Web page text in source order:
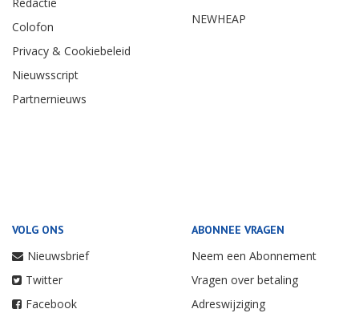
Colofon
Privacy & Cookiebeleid
Nieuwsscript
Partnernieuws
NEWHEAP
VOLG ONS
Nieuwsbrief
Twitter
Facebook
ABONNEE VRAGEN
Neem een Abonnement
Vragen over betaling
Adreswijziging